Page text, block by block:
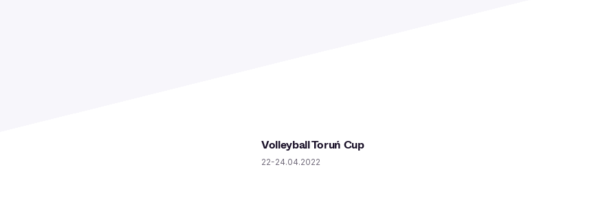
Volleyball Toruń Cup
22-24.04.2022